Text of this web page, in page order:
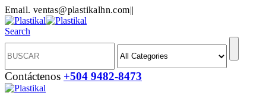
Email. ventas@plastikalhn.com||
Search
Contáctenos +504 9482-8473